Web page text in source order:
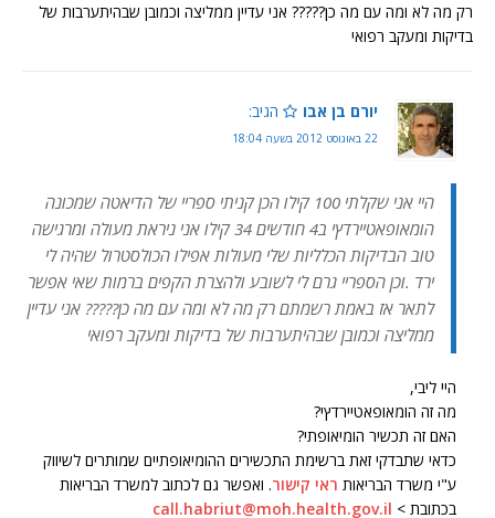
רק מה לא ומה עם מה כן????? אני עדיין ממליצה וכמובן שבהיתערבות של
בדיקות ומעקב רפואי
יורם בן אבו הגיב:
22 באוגוסט 2012 בשעה 18:04
היי אני שקלתי 100 קילו הכן קניתי ספריי של הדיאטה שמכונה
הומאופאטיירדץי ב4 חודשים 34 קילו אני ניראת מעולה ומרגישה
טוב הבדיקות הכלליות שלי מעולות אפילו הכולסטרול שהיה לי
ירד .וכן הספריי גרם לי לשובע ולהצרת הקפים ברמות שאי אפשר
לתאר אז באמת רשמתם רק מה לא ומה עם מה כן????? אני עדיין
ממליצה וכמובן שבהיתערבות של בדיקות ומעקב רפואי
היי ליבי,
מה זה הומאופאטיירדץי?
האם זה תכשיר הומיאופתי?
כדאי שתבדקי זאת ברשימת התכשירים ההומיאופתיים שמותרים לשיווק
ע"י משרד הבריאות ראי קישור. ואפשר גם לכתוב למשרד הבריאות
בכתובת > call.habriut@moh.health.gov.il